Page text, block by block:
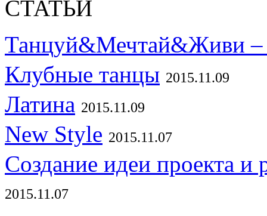
Танцуй&Мечтай&Живи –
Клубные танцы 2015.11.09
Латина 2015.11.09
New Style 2015.11.07
Создание идеи проекта и
2015.11.07